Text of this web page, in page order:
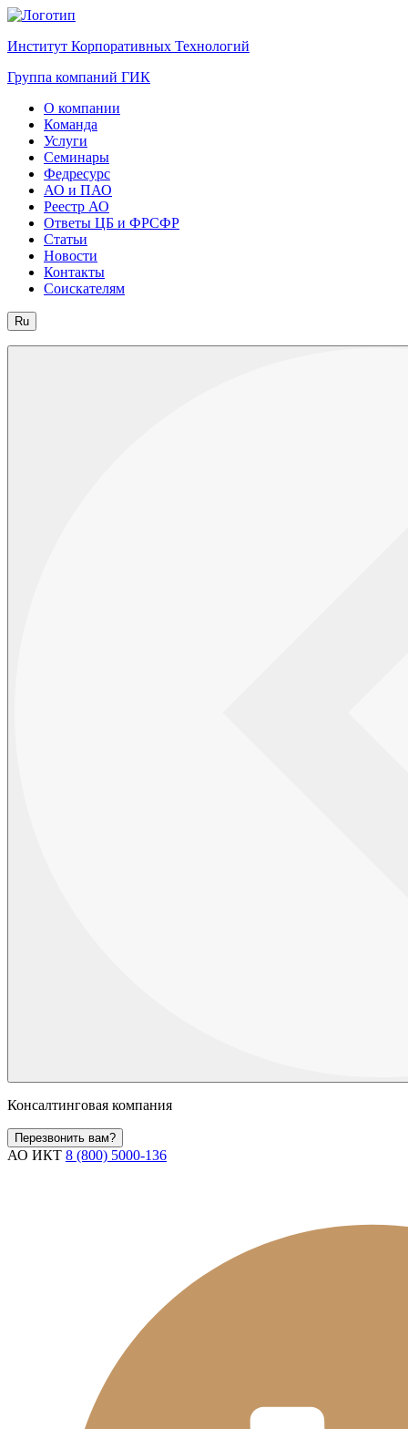
Институт Корпоративных Технологий
Группа компаний ГИК
О компании
Команда
Услуги
Семинары
Федресурс
АО и ПАО
Реестр АО
Ответы ЦБ и ФРСФР
Статьи
Новости
Контакты
Соискателям
Ru
Консалтинговая компания
Перезвонить вам?
АО ИКТ 8 (800) 5000-136